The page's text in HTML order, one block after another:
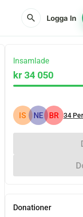
search Logga In
Insamlade
kr 34 050
IS NE BR 34
Donationer